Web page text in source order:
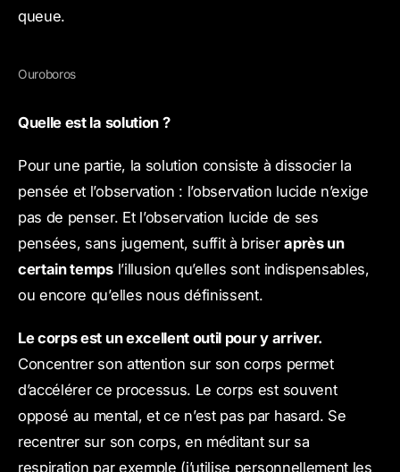
queue.
Ouroboros
Quelle est la solution ?
Pour une partie, la solution consiste à dissocier la
pensée et l’observation : l’observation lucide n’exige
pas de penser. Et l’observation lucide de ses
pensées, sans jugement, suffit à briseraprès un
certain tempsl’illusion qu’elles sont indispensables,
ou encore qu’elles nous définissent.
Le corps est un excellent outil pour y arriver.
Concentrer son attention sur son corps permet
d’accélérer ce processus. Le corps est souvent
opposé au mental, et ce n’est pas par hasard. Se
recentrer sur son corps, en méditant sur sa
respiration par exemple (j’utilise personnellement les